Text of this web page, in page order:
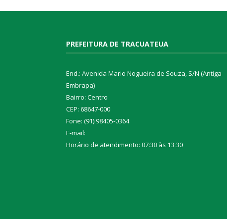
PREFEITURA DE TRACUATEUA
End.: Avenida Mario Nogueira de Souza, S/N (Antiga
Embrapa)
Bairro: Centro
CEP: 68647-000
Fone: (91) 98405-0364
E-mail:
Horário de atendimento: 07:30 às 13:30